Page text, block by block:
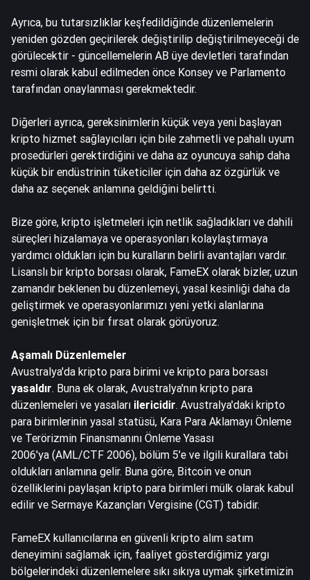
Ayrıca, bu tutarsızlıklar keşfedildiğinde düzenlemelerin
yeniden gözden geçirilerek değiştirilip değiştirilmeyeceği de
görülecektir - güncellemelerin AB üye devletleri tarafından
resmi olarak kabul edilmeden önce Konsey ve Parlamento
tarafından onaylanması gerekmektedir.
Diğerleri ayrıca, gereksinimlerin küçük veya yeni başlayan
kripto hizmet sağlayıcıları için bile zahmetli ve pahalı uyum
prosedürleri gerektirdiğini ve daha az oyuncuya sahip daha
küçük bir endüstrinin tüketiciler için daha az özgürlük ve
daha az seçenek anlamına geldiğini belirtti.
Bize göre, kripto işletmeleri için netlik sağladıkları ve dahili
süreçleri hizalamaya ve operasyonları kolaylaştırmaya
yardımcı oldukları için bu kuralların belirli avantajları vardır.
Lisanslı bir kripto borsası olarak, FameEX olarak bizler, uzun
zamandır beklenen bu düzenlemeyi, yasal kesinliği daha da
geliştirmek ve operasyonlarımızı yeni yetki alanlarına
genişletmek için bir fırsat olarak görüyoruz.
Aşamalı Düzenlemeler
Avustralya'da kripto para birimi ve kripto para borsası
yasaldır. Buna ek olarak, Avustralya'nın kripto para
düzenlemeleri ve yasaları ilericidir. Avustralya'daki kripto
para birimlerinin yasal statüsü, Kara Para Aklamayı Önleme
ve Terörizmin Finansmanını Önleme Yasası
2006'ya (AML/CTF 2006), bölüm 5'e ve ilgili kurallara tabi
oldukları anlamına gelir. Buna göre, Bitcoin ve onun
özelliklerini paylaşan kripto para birimleri mülk olarak kabul
edilir ve Sermaye Kazançları Vergisine (CGT) tabidir.
FameEX kullanıcılarına en güvenli kripto alım satım
deneyimini sağlamak için, faaliyet gösterdiğimiz yargı
bölgelerindeki düzenlemelere sıkı sıkıya uymak şirketimizin